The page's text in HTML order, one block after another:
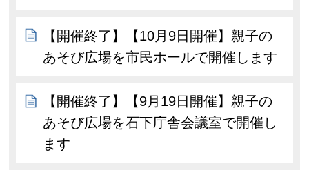
【開催終了】【10月9日開催】親子の
あそび広場を市民ホールで開催します
【開催終了】【9月19日開催】親子の
あそび広場を石下庁舎会議室で開催し
ます